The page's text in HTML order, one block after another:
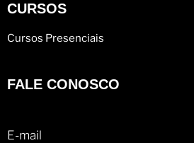
CURSOS
Cursos Presenciais
FALE CONOSCO
E-mail